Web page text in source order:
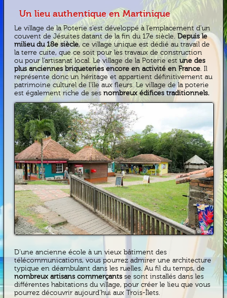
Un lieu authentique en Martinique
Le village de la Poterie s’est développé à l’emplacement d’un
couvent de Jésuites datant de la fin du 17e siècle.Depuis le
milieu du 18e siècle, ce village unique est dédié au travail de
la terre cuite, que ce soit pour les travaux de construction
ou pour l’artisanat local. Le village de la Poterie estune des
plus anciennes briqueteries encore en activité en France. Il
représente donc un héritage et appartient définitivement au
patrimoine culturel de l’île aux fleurs. Le village de la poterie
est également riche de sesnombreux édifices traditionnels.
D’une ancienne école à un vieux bâtiment des
télécommunications, vous pourrez admirer une architecture
typique en déambulant dans les ruelles. Au fil du temps, de
nombreux artisans commerçantsse sont installés dans les
différentes habitations du village, pour créer le lieu que vous
pourrez découvrir aujourd’hui aux Trois-Îlets.